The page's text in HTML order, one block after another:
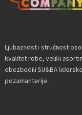
Ljubaznost i stručnost
kvalitet robe, veliki
obezbedili SU&BA
pozamanterije.